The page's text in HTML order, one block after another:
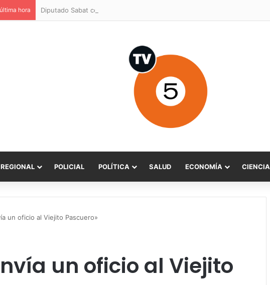
hora
REGIONAL POLICIAL POLÍTICA SALUD ECONOMÍA CIENCIA
un oficio al Viejito Pascuero»
un oficio al Viejito